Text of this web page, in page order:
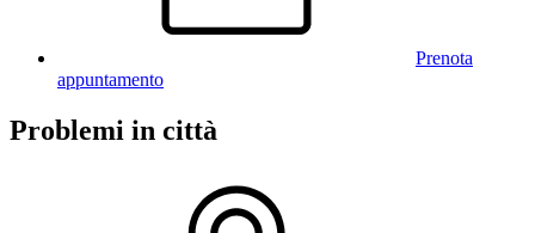
Prenota
appuntamento
Problemi in città